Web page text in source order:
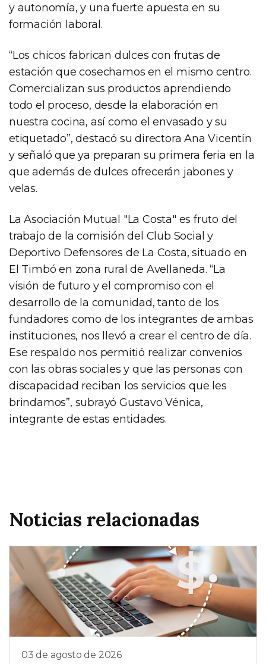
y autonomía, y una fuerte apuesta en su
formación laboral.
“Los chicos fabrican dulces con frutas de
estación que cosechamos en el mismo centro.
Comercializan sus productos aprendiendo
todo el proceso, desde la elaboración en
nuestra cocina, así como el envasado y su
etiquetado”, destacó su directora Ana Vicentín
y señaló que ya preparan su primera feria en la
que además de dulces ofrecerán jabones y
velas.
La Asociación Mutual "La Costa" es fruto del
trabajo de la comisión del Club Social y
Deportivo Defensores de La Costa, situado en
El Timbó en zona rural de Avellaneda. “La
visión de futuro y el compromiso con el
desarrollo de la comunidad, tanto de los
fundadores como de los integrantes de ambas
instituciones, nos llevó a crear el centro de día.
Ese respaldo nos permitió realizar convenios
con las obras sociales y que las personas con
discapacidad reciban los servicios que les
brindamos”, subrayó Gustavo Vénica,
integrante de estas entidades.
Noticias relacionadas
03 de agosto de 2026